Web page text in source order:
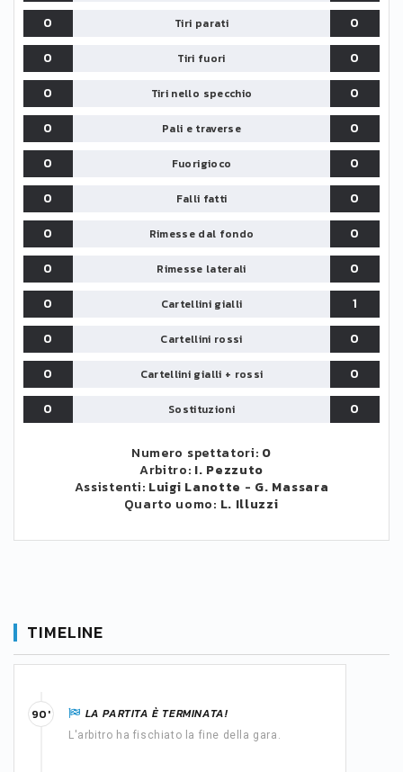
0 Tiri parati
0
0
Tiri fuori
0
0
Tiri nello specchio
0
0
Pali e traverse
0
0
Fuorigioco
0
0
Falli fatti
0
0
Rimesse dal fondo
0
0
Rimesse laterali
0
0
Cartellini gialli
1
0
Cartellini rossi
0
0
Cartellini gialli + rossi
0
0
Sostituzioni 0
Numero spettatori: 0
Arbitro: I. Pezzuto
Assistenti: Luigi Lanotte - G. Massara
Quarto uomo: L. Illuzzi
TIMELINE
LA PARTITA È TERMINATA!
L'arbitro ha fischiato la fine della gara.
90'